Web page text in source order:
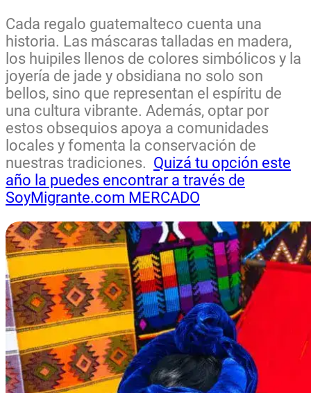
Cada regalo guatemalteco cuenta una
historia. Las máscaras talladas en madera,
los huipiles llenos de colores simbólicos y la
joyería de jade y obsidiana no solo son
bellos, sino que representan el espíritu de
una cultura vibrante. Además, optar por
estos obsequios apoya a comunidades
locales y fomenta la conservación de
nuestras tradiciones. Quizá tu opción este
año la puedes encontrar a través de
SoyMigrante.com MERCADO